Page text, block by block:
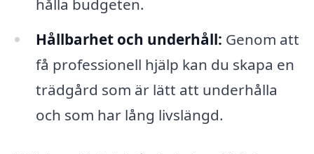
hålla budgeten.
Hållbarhet och underhåll: Genom att
få professionell hjälp kan du skapa en
trädgård som är lätt att underhålla
och som har lång livslängd.